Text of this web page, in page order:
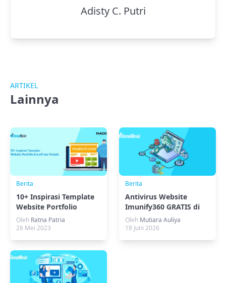
Adisty C. Putri
ARTIKEL
Lainnya
Berita
10+ Inspirasi Template
Website Portfolio
Kreatif dan Terbaik
Oleh Ratna Patria
26 Mei 2023
Berita
Antivirus Website
Imunify360 GRATIS di
Hosting
Oleh Mutiara Auliya
18 Juni 2026